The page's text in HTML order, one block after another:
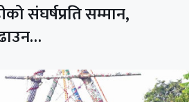
संघर्षप्रति सम्मान,